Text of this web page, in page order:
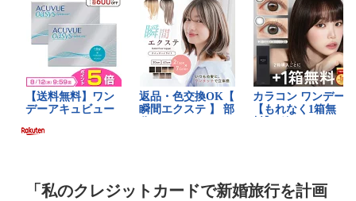
「私のクレジットカードで新婚旅行を計画